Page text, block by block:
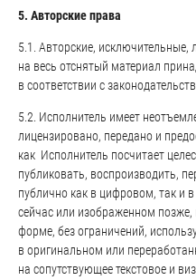
5. Авторские права
5.1. Авторские,
на весь отснятый материал
в соответствии с
5.2. Исполнитель имеет
лицензировано, передано и
как Исполнитель посчитает
публиковать, воспроизводить,
публично как в цифровом, так и
сейчас или изображенном
форме, без ограничений,
в оригинальном или
на сопутствующее текстовое и